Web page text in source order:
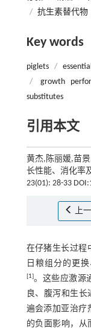
/ 抗生素替代物
Key words
piglets /
/
growth
substitutes
引用本文
黄杰,陈丽媛,苗
长性能、消化率
23(01): 28-33
上
在仔猪生长过程
日粮组分的更
[1]。这些应激源
良、腹泻和生长
遍会添加亚治疗
的负面影响，